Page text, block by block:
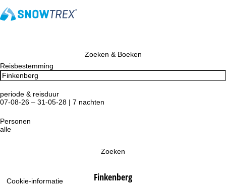
Cookie-informatie
Zoeken & Boeken
Reisbestemming
periode & reisduur
07-08-26 – 31-05-28 | 7 nachten
Personen
alle
Zoeken
Finkenberg